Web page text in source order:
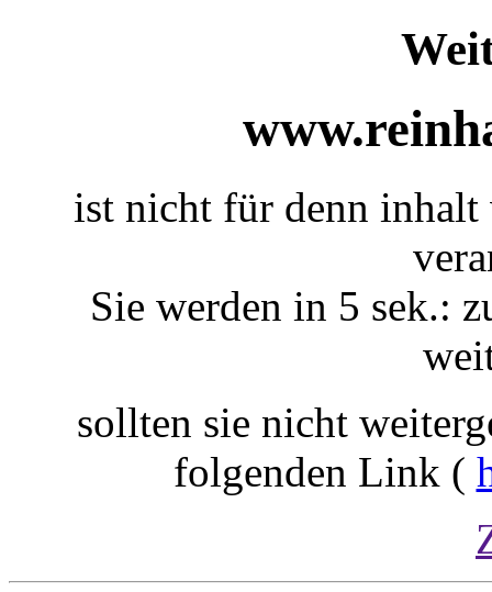
ist nicht für denn
Sie werden in 5 sek.:
sollten sie nicht
folgenden Link (